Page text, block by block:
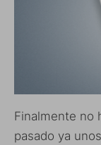
Finalmente no
pasado ya